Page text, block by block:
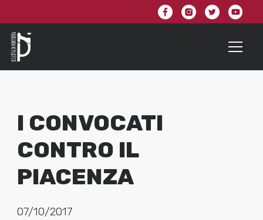
I CONVOCATI
CONTRO IL
PIACENZA
07/10/2017